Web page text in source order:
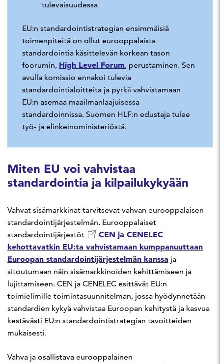
tulevaisuudessa
EU:n standardointistrategian ensimmäisiä
toimenpiteitä on ollut eurooppalaista
standardointia käsittelevän korkean tason
foorumin, High Level Forum, perustaminen. Sen
avulla komissio ennakoi tulevia
standardointialoitteita ja pyrkii vahvistamaan
EU:n asemaa maailmanlaajuisessa
standardoinnissa. Suomen HLF:n edustaja tulee
työ- ja elinkeinoministeriöstä.
Miten EU voi vahvistaa
standardointia ja kilpailukykyään
Vahvat sisämarkkinat tarvitsevat vahvan eurooppalaisen
standardointijärjestelmän. Eurooppalaiset
standardointijärjestöt
CEN ja CENELEC
kehottavatkin EU:ta vahvistamaan kumppanuuttaan
Euroopan standardointijärjestelmän kanssa ja
sitoutumaan näin sisämarkkinoiden kehittämiseen ja
lujittamiseen. CEN ja CENELEC esittävät EU:n
toimielimille toimintasuunnitelman, jossa hyödynnetään
standardien kykyä vahvistaa Euroopan kehitystä ja kasvua
kestävästi EU:n standardointistrategian tavoitteiden
mukaisesti.
Vahva ja osallistava eurooppalainen